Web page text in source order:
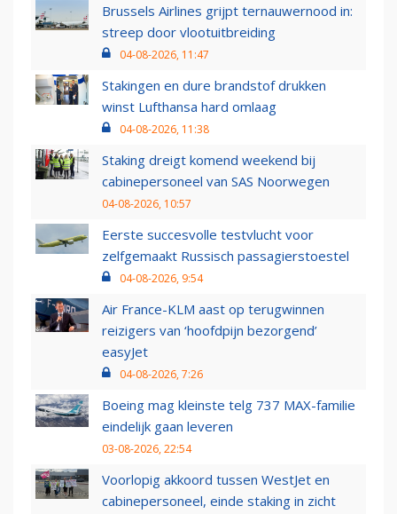
Brussels Airlines grijpt ternauwernood in:
streep door vlootuitbreiding
04-08-2026, 11:47
Stakingen en dure brandstof drukken
winst Lufthansa hard omlaag
04-08-2026, 11:38
Staking dreigt komend weekend bij
cabinepersoneel van SAS Noorwegen
04-08-2026, 10:57
Eerste succesvolle testvlucht voor
zelfgemaakt Russisch passagierstoestel
04-08-2026, 9:54
Air France-KLM aast op terugwinnen
reizigers van ‘hoofdpijn bezorgend’
easyJet
04-08-2026, 7:26
Boeing mag kleinste telg 737 MAX-familie
eindelijk gaan leveren
03-08-2026, 22:54
Voorlopig akkoord tussen WestJet en
cabinepersoneel, einde staking in zicht